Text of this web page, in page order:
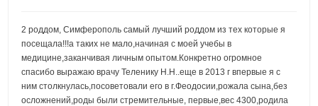
2 роддом, Симферополь самый лучший роддом из тех которые я
посещала!!!а таких не мало,начиная с моей учебы в
медицине,заканчивая личным опытом.Конкретно огромное
спасибо выражаю врачу Теленику Н.Н..еще в 2013 г впервые я с
ним столкнулась,посоветовали его в г.Феодосии,рожала сына,без
осложнений,роды были стремительные, первые,вес 4300,родила